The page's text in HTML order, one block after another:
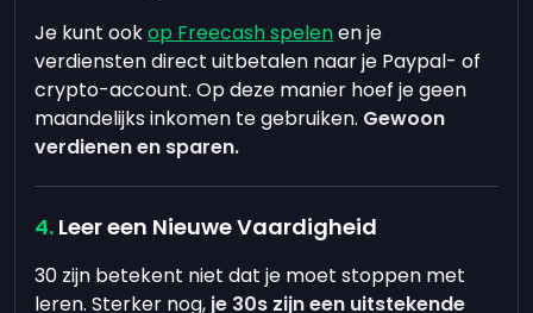
Je kunt ookop Freecash spelenen je
verdiensten direct uitbetalen naar je Paypal- of
crypto-account. Op deze manier hoef je geen
maandelijks inkomen te gebruiken. Gewoon
verdienen en sparen.
Leer een Nieuwe Vaardigheid
30 zijn betekent niet dat je moet stoppen met
leren. Sterker nog, je 30s zijn een uitstekende